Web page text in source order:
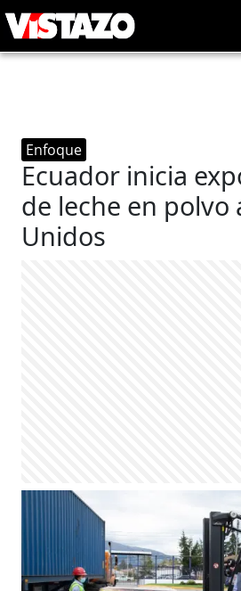
Enfoque
Ecuador inicia
de leche en polvo
Unidos